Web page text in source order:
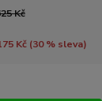
Kč
Kč (30% sleva)